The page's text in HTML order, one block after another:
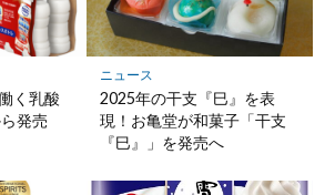
く乳酸
発売
ニュース
2025年の干支『巳』を表
現！お亀堂が和菓子「干支
『巳』」を発売へ